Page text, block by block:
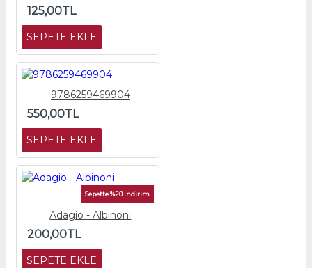
125,00TL
SEPETE EKLE
9786259469904
550,00TL
SEPETE EKLE
Sepette %20 İndirim
Adagio - Albinoni
200,00TL
SEPETE EKLE